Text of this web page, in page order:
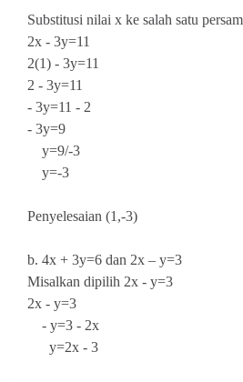
Substitusi nilai x ke salah satu
2x - 3y=11
2(1) - 3y=11
2 - 3y=11
- 3y=11 - 2
- 3y=9
y=9/-3
y=-3
Penyelesaian (1,-3)
b. 4x + 3y=6 dan 2x – y=3
Misalkan dipilih 2x - y=3
2x - y=3
- y=3 - 2x
y=2x - 3